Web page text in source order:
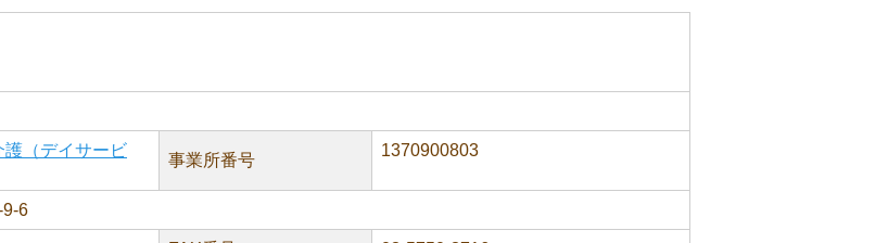
（デイサービ
事業所番号
1370900803
6